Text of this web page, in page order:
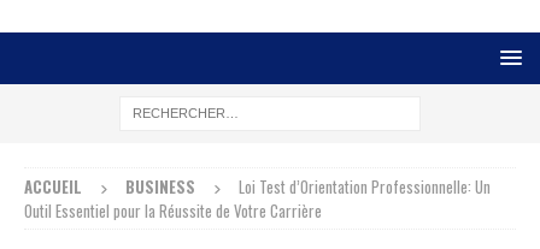
ACCUEIL BUSINESS
Loi Test d’Orientation Professionnelle: Un
Outil Essentiel pour la Réussite de Votre Carrière